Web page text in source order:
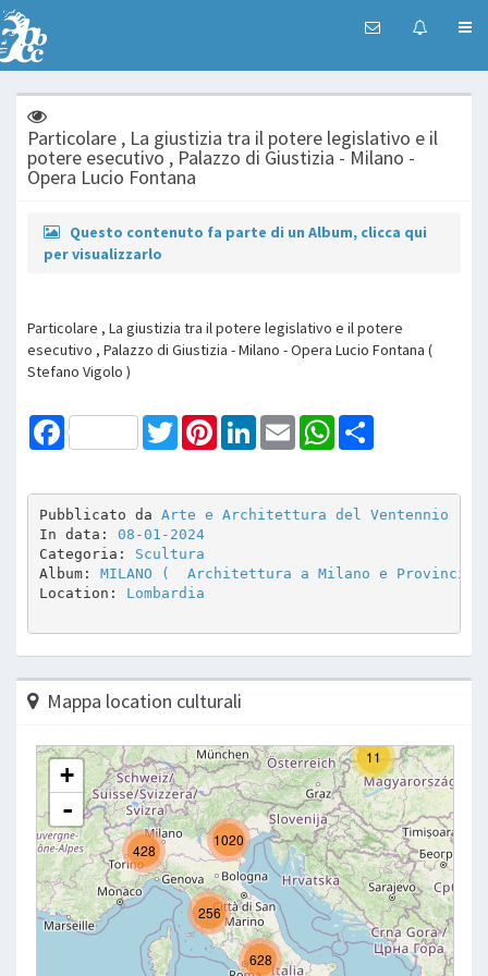
Particolare , La giustizia tra il potere legislativo e il
potere esecutivo , Palazzo di Giustizia - Milano -
Opera Lucio Fontana
Questo contenuto fa parte di un Album, clicca qui
per visualizzarlo
Particolare , La giustizia tra il potere legislativo e il potere
esecutivo , Palazzo di Giustizia - Milano - Opera Lucio Fontana (
Stefano Vigolo )
Facebook TwitterPinterestLinkedInEmail WhatsApp
Pubblicato da Arte e Architettura del Ventennio
In data: 08-01-2024
Categoria: Scultura
Album: MILANO (  Architettura a Milano e Provincia
Location: Lombardia
Mappa location culturali